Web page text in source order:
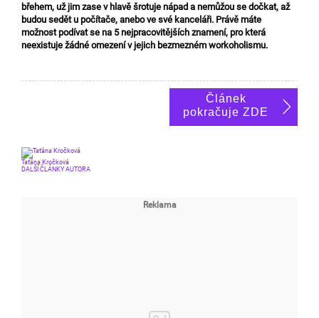
břehem, už jim zase v hlavě šrotuje nápad a nemůžou se dočkat, až
budou sedět u počítače, anebo ve své kanceláři. Právě máte
možnost podívat se na 5 nejpracovitějších znamení, pro která
neexistuje žádné omezení v jejich bezmezném workoholismu.
Článek
pokračuje ZDE
Taťána Kročková
DALŠÍ ČLÁNKY AUTORA